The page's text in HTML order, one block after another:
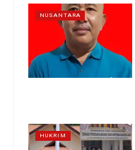
NUSANTARA
HUKRIM